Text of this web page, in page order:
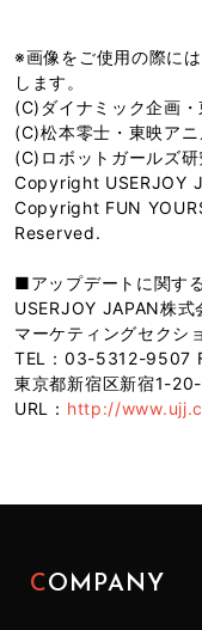
※画像をご使用の際に
します。
(C)ダイナミック企画
(C)松本零士・東映ア
(C)ロボットガールズ研
Copyright USERJOY
Copyright FUN
Reserved.
■アップデートに関す
USERJOY JAPAN株式
マーケティングセクシ
TEL：03-5312-9507
東京都新宿区新宿1-
URL： http://
COMPANY